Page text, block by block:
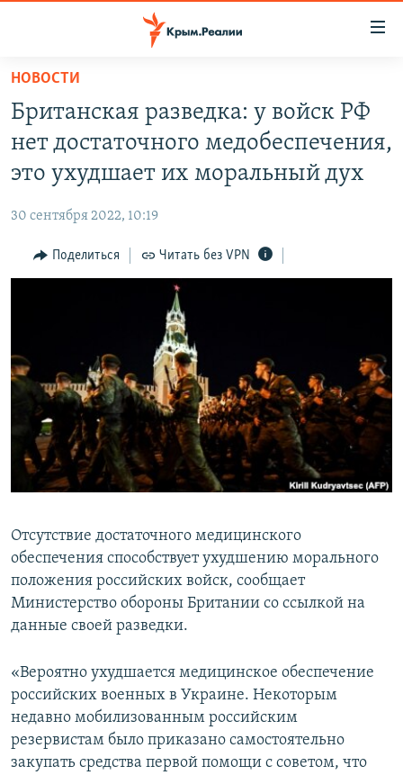
Вернуться
основному
содержанию
главной
навигации
Вернутся
СПЕЦПРОЕКТЫ
11 ЛЕТ ОККУПАЦИИ КРЫМА. 11 ИСТОРИЙ СОПРОТИВЛЕНИЯ
ЕЩЕ
ИНТЕРАКТИВ
ТЕЛЕПРОЕКТ КРЫМ.РЕАЛИИ
СОВЕТЫ ПРАВОЗАЩИТНИКОВ
ПРОПАВШИЕ БЕЗ ВЕСТИ
ПОБЕДИТЕЛЕЙ НЕ СУДЯТ?
КРЫМ.НЕПОКОРЕННЫЙ
ELIFBE
РАДІО СВОБОДА
КАК ОБОЙТИ БЛОКИРОВКУ
Qırımtatar
ПРИСОЕДИНЯЙТЕСЬ!
Все сайты RFE/RL
НОВОСТИ
Британская разведка: у войск РФ
нет достаточного медобеспечения,
это ухудшает их моральный дух
30 сентября 2022, 10:19
Поделиться Читать без VPN
Отсутствие достаточного медицинского
обеспечения способствует ухудшению морального
положения российских войск, сообщает
Министерство обороны Британии со ссылкой на
данные своей разведки.
«Вероятно ухудшается медицинское обеспечение
российских военных в Украине. Некоторым
недавно мобилизованным российским
резервистам было приказано самостоятельно
закупать средства первой помощи с советом, что